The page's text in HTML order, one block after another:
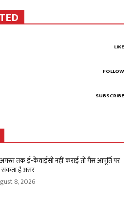
LIKE
FOLLOW
SUBSCRIBE
तक ई-केवाईसी नहीं कराई तो गैस आपूर्ति पर
सकता है असर
8, 2026